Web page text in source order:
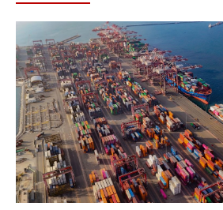
PagePage PagePage